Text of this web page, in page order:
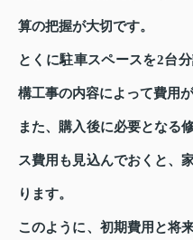
算の把握が大切です。
とくに駐車スペースを2台
構工事の内容によって費用
また、購入後に必要となる
ス費用も見込んでおくと、
ります。
このように、初期費用と将